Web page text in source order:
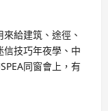
給建筑、途徑、
技巧年夜學、中
同窗會上，有